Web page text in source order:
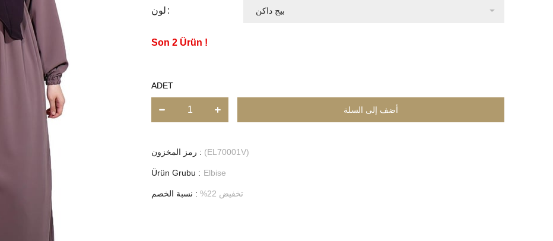
لون
2
ADET
رمز المخزون (EL70001V)
Ürün Grubu : Elbise
نسبة الخصم : %22 تخفيض